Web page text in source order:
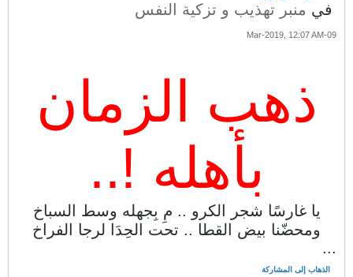
في منبر تهذيب و تزكية النفس
09-Mar-2019, 12:07 AM
ذهب الزمان
بأهله !..
يا غارسًا شجر الكرو .. مِ بِجهله وسط السباخ
ومحضّنا بيض القطا .. تحت الحِدَا لرجا الفراخ
...
الذهاب إلى المشاركة